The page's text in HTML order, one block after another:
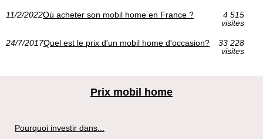
11/2/2022Où acheter son mobil home en France ?
4 515
visites
24/7/2017Quel est le prix d'un mobil home d'occasion?
33 228
visites
Prix mobil home
Pourquoi investir dans...